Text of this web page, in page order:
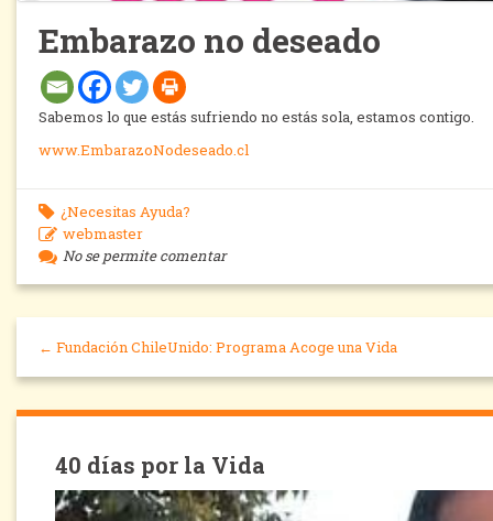
Embarazo no deseado
Sabemos lo que estás sufriendo no estás sola, estamos contigo.
www.EmbarazoNodeseado.cl
¿Necesitas Ayuda?
webmaster
No se permite comentar
← Fundación ChileUnido: Programa Acoge una Vida
40 días por la Vida